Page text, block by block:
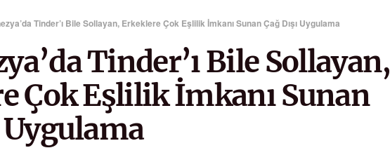
Tinder’ı Bile Sollayan, Erkeklere Çok Eşlilik İmkanı Sunan Çağ Dışı Uygulama
Tinder’ı Bile Sollayan,
Çok Eşlilik İmkanı Sunan
Uygulama